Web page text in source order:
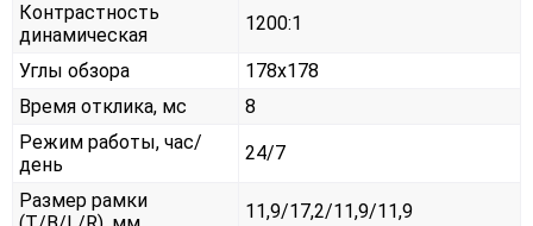
Контрастность
динамическая
1200:1
Углы обзора
178x178
Время отклика, мс
8
Режим работы, час/
день
24/7
Размер рамки
11,9/17,2/11,9/11,9